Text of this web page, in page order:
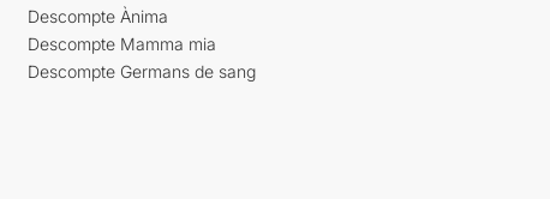
Descompte Ànima
Descompte Mamma mia
Descompte Germans de sang